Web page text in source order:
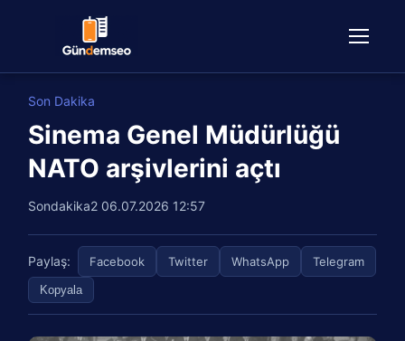
Son Dakika
Sinema Genel Müdürlüğü
NATO arşivlerini açtı
Sondakika2 06.07.2026 12:57
Paylaş: Facebook Twitter WhatsApp Telegram
Kopyala